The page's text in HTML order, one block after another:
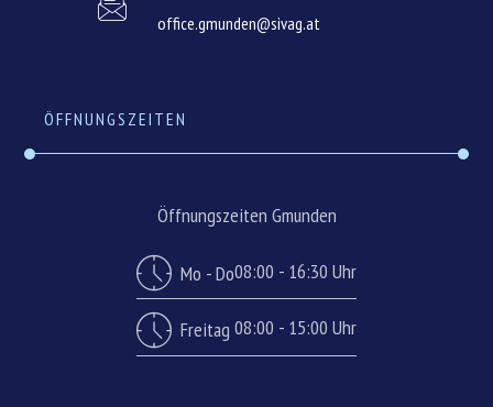
office.gmunden@sivag.at
ÖFFNUNGSZEITEN
Öffnungszeiten Gmunden
Mo - Do08:00 - 16:30 Uhr
Freitag 08:00 - 15:00 Uhr